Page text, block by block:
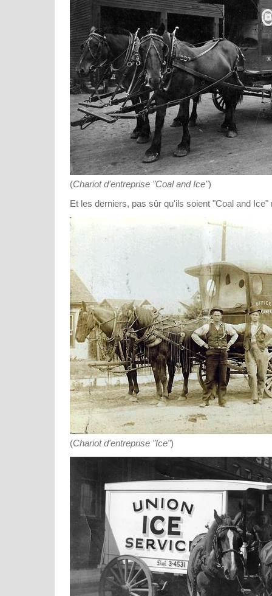
(Chariot d'entreprise "Coal and Ice")
Et les derniers, pas sûr qu'ils soient "Coal and
(Chariot d'entreprise "Ice")